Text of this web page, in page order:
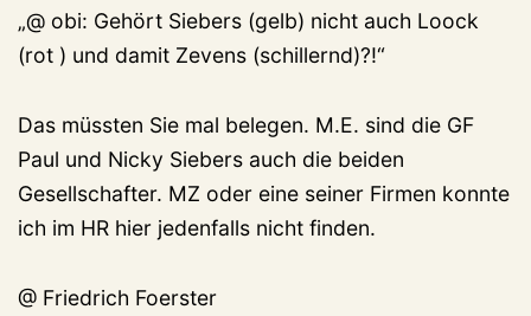
„@ obi: Gehört Siebers (gelb) nicht auch Loock
(rot ) und damit Zevens (schillernd)?!“
Das müssten Sie mal belegen. M.E. sind die GF
Paul und Nicky Siebers auch die beiden
Gesellschafter. MZ oder eine seiner Firmen konnte
ich im HR hier jedenfalls nicht finden.
@ Friedrich Foerster